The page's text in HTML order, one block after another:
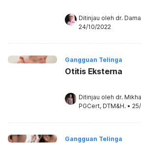
Ditinjau oleh dr.
24/10/2022
Gangguan Telinga
Otitis Eksterna
Ditinjau oleh dr.
PGCert, DTM&H. •
Gangguan Telinga